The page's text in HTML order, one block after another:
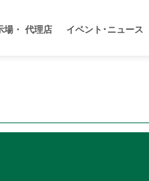
場・ 代理店 イベント･ニュース